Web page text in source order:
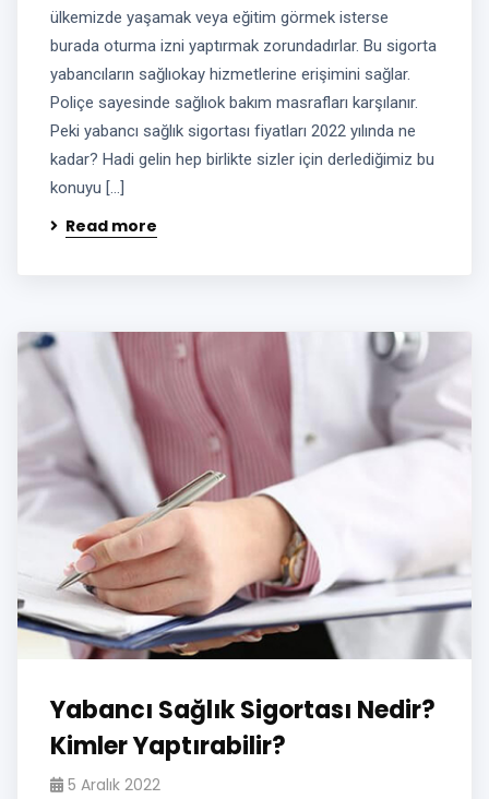
ülkemizde yaşamak veya eğitim görmek isterse
burada oturma izni yaptırmak zorundadırlar. Bu sigorta
yabancıların sağlıokay hizmetlerine erişimini sağlar.
Poliçe sayesinde sağlıok bakım masrafları karşılanır.
Peki yabancı sağlık sigortası fiyatları 2022 yılında ne
kadar? Hadi gelin hep birlikte sizler için derlediğimiz bu
konuyu […]
Read more
Yabancı Sağlık Sigortası Nedir?
Kimler Yaptırabilir?
5 Aralık 2022